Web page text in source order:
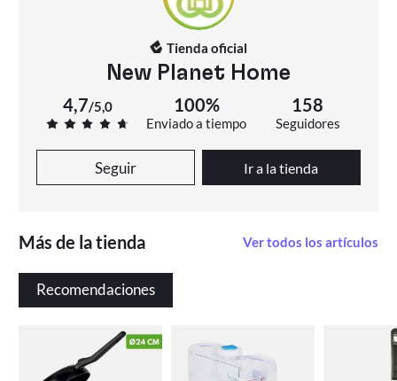
Tienda oficial
New Planet Home
4,7/5,0 100%
Enviado a tiempo
158
Seguidores
Seguir Ir a la tienda
Más de la tienda Ver todos los artículos
Recomendaciones